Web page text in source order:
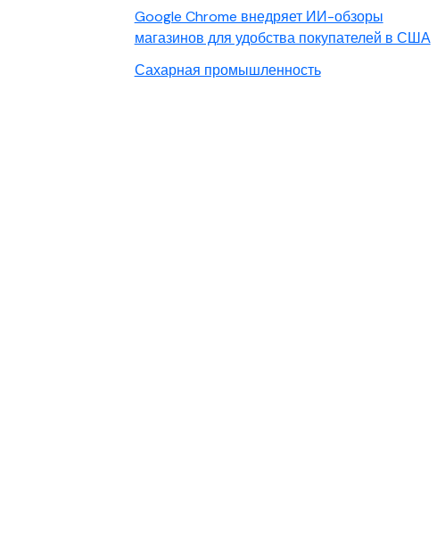
Google Chrome внедряет ИИ-обзоры
магазинов для удобства покупателей в США
Сахарная промышленность